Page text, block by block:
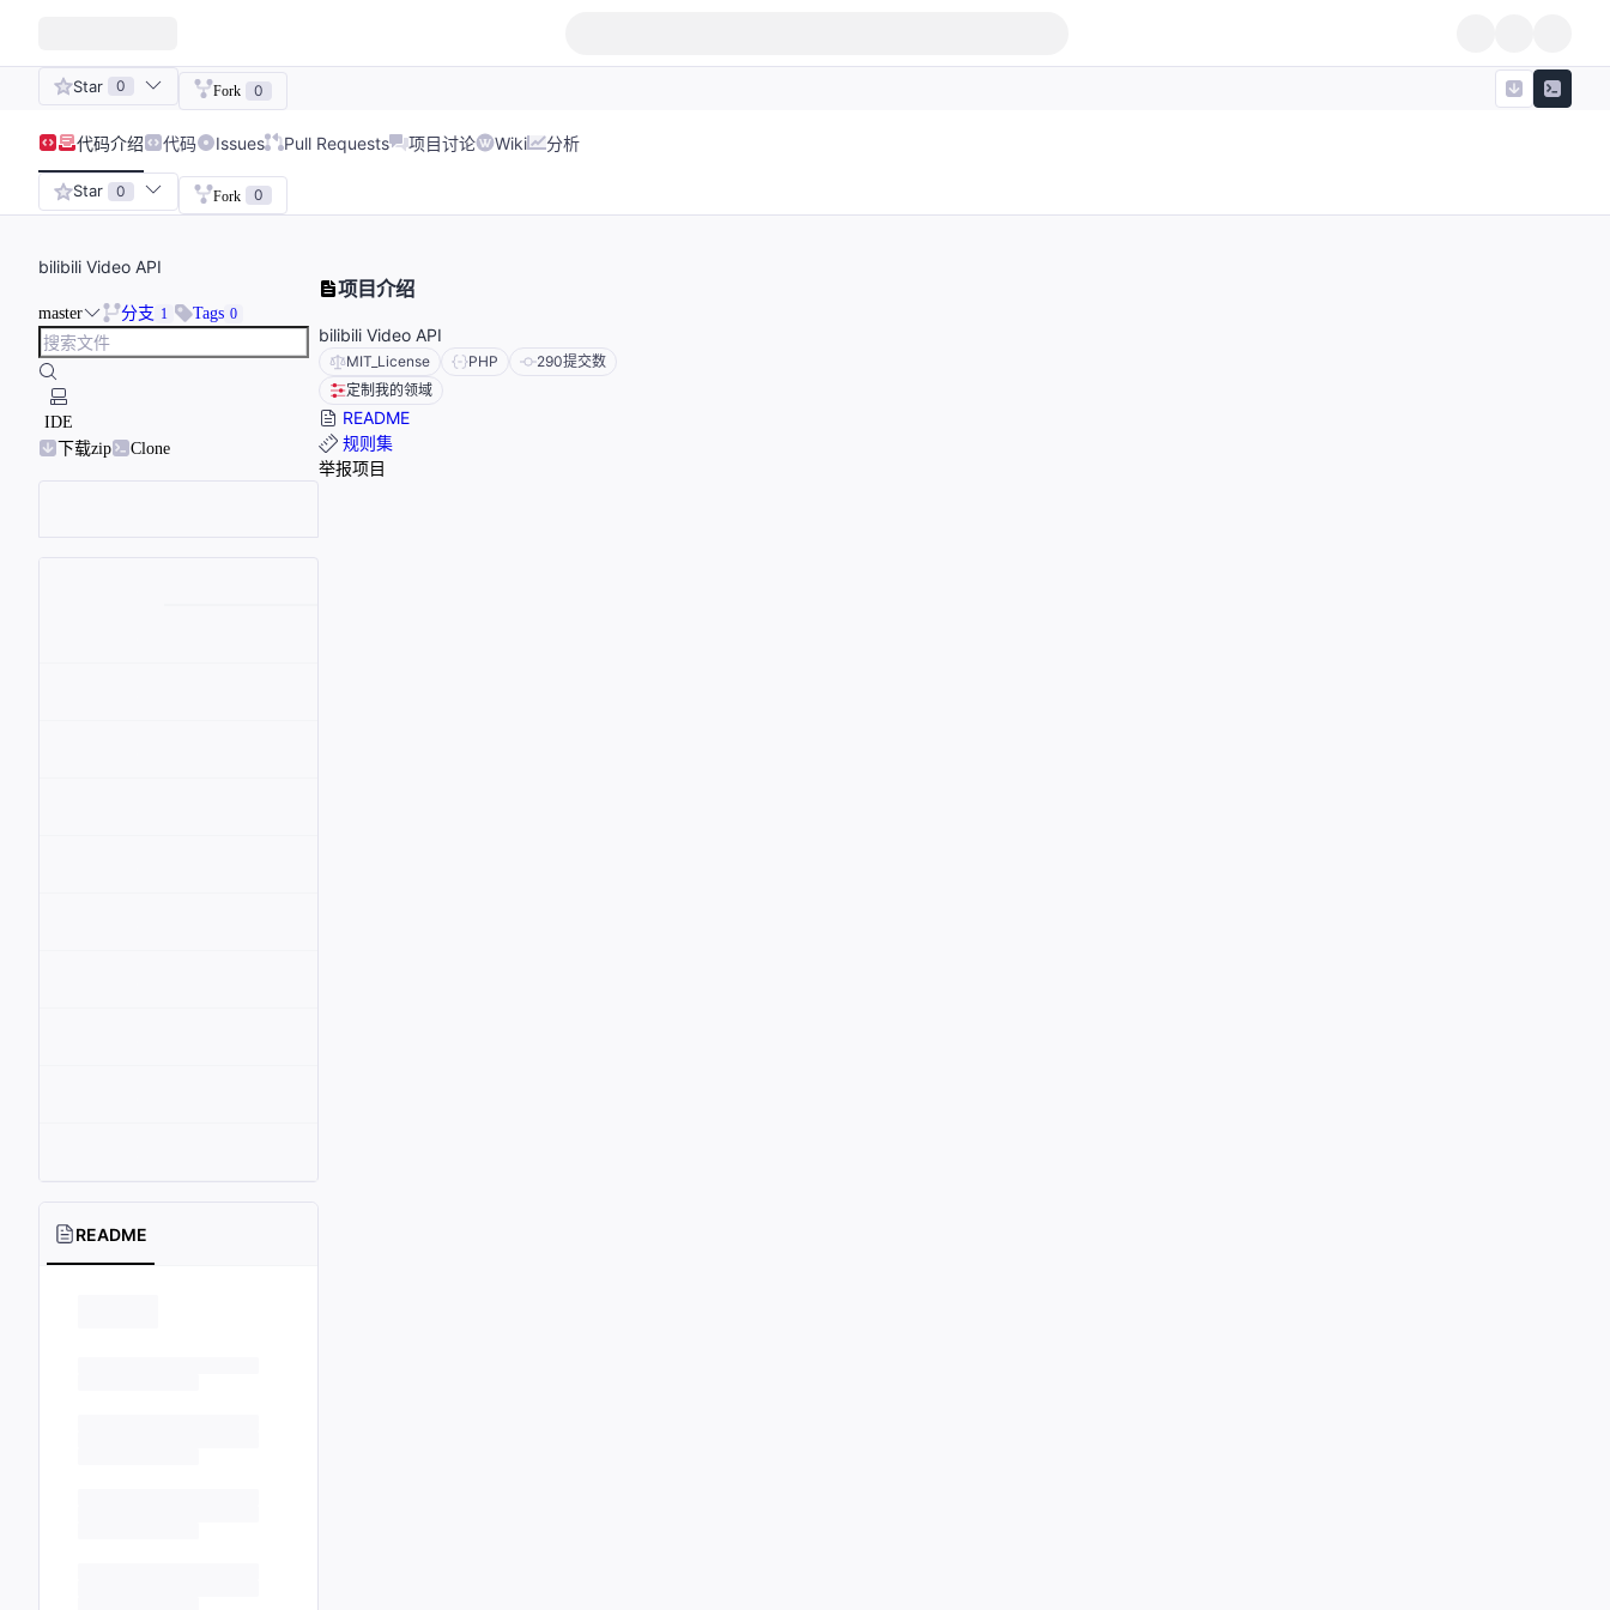
Star 0 Fork 0
代码介绍 代码 Issues Pull Requests 项目讨论 Wiki 分析
Star 0 Fork 0
bilibili Video API
master 分支 1 Tags 0
IDE
下载zip
Clone
README
项目介绍
bilibili Video API
MIT_License PHP 290提交数
定制我的领域
README
规则集
举报项目